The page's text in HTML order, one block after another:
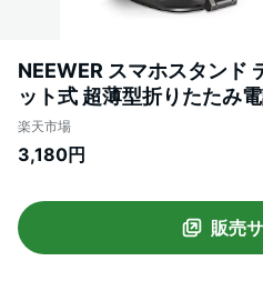
NEEWER スマホスタンド
ット式 超薄型折りたたみ
ダー 1/4"ネジ三脚マウント
吸着 携帯リングスタンド
ビデオ録画用 PA095 ブラ
楽天市場
3,180円
販売